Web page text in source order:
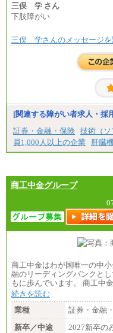
㉒月給
㉓月給
※全コース
異なります
※試用期間
三俣 学 さん
下肢障がい
三俣 学さんのメッセージを
[関連する障がい者求人・採
証券・金融・保険 技術（
員1,000人以上の企業
肝臓
商工中金グループ
商工中金はわが国唯一の中
融のリーディングバンクと
もに歩んでいます。 商工中
続きを読む
業種
証券・金融
新卒／中途
2027新卒の